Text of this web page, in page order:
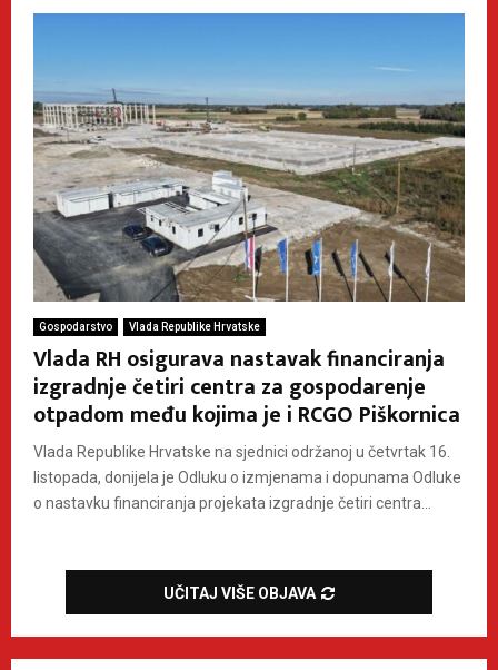
Gospodarstvo Vlada Republike Hrvatske
Vlada RH osigurava nastavak financiranja
izgradnje četiri centra za gospodarenje
otpadom među kojima je i RCGO Piškornica
Vlada Republike Hrvatske na sjednici održanoj u četvrtak 16.
listopada, donijela je Odluku o izmjenama i dopunama Odluke
o nastavku financiranja projekata izgradnje četiri centra...
UČITAJ VIŠE OBJAVA